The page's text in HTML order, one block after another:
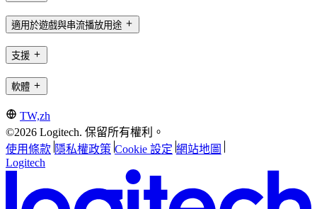
適用於遊戲與串流播放用途
支援
軟體
TW,zh
©2026 Logitech. 保留所有權利。
使用條款 隱私權政策 Cookie 設定 網站地圖
Logitech